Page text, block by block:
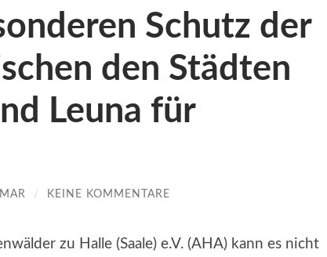
Schutz der
den Städten
Leuna für
/ KEINE KOMMENTARE
zu Halle (Saale) e.V. (AHA) kann es nicht